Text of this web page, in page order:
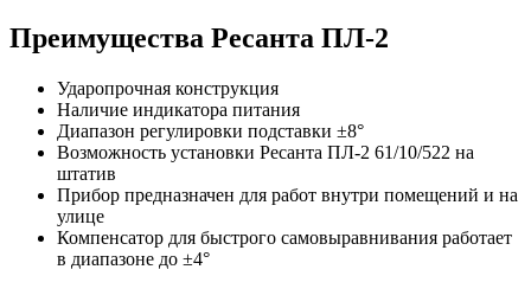
Преимущества Ресанта ПЛ-2
Ударопрочная конструкция
Наличие индикатора питания
Диапазон регулировки подставки ±8°
Возможность установки Ресанта ПЛ-2 61/10/522 на
штатив
Прибор предназначен для работ внутри помещений и на
улице
Компенсатор для быстрого самовыравнивания работает
в диапазоне до ±4°